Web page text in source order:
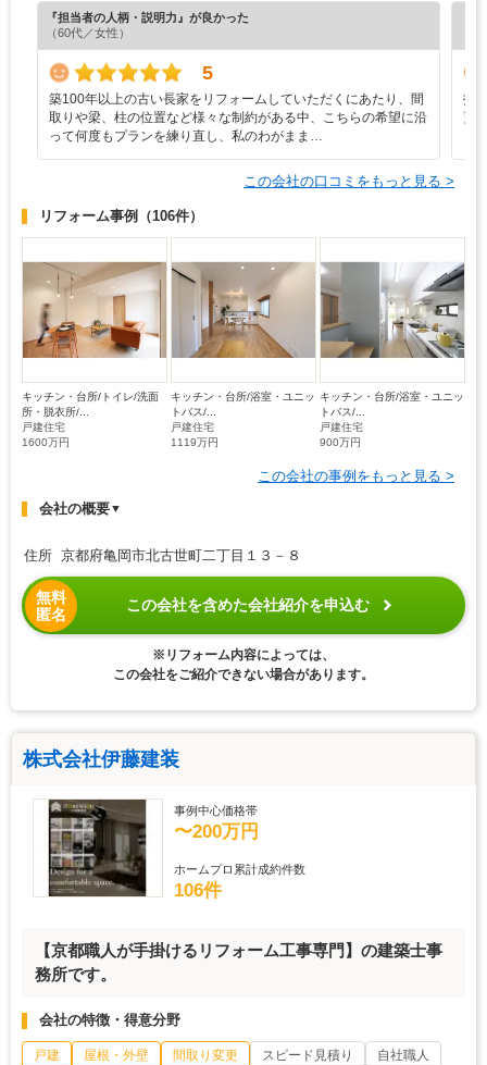
『担当者の人柄・説明力』が良かった
（60代／女性）
5
築100年以上の古い長家をリフォームしていただくにあたり、間
取りや梁、柱の位置など様々な制約がある中、こちらの希望に沿
って何度もプランを練り直し、私のわがまま…
打
更
この会社の口コミをもっと見る >
リフォーム事例 （106件）
キッチン・台所/トイレ/洗面
所・脱衣所/...
戸建住宅
1600万円
キッチン・台所/浴室・ユニッ
トバス/...
戸建住宅
1119万円
キッチン・台所/浴室・ユニッ
トバス/...
戸建住宅
900万円
この会社の事例をもっと見る >
会社の概要▼
住所 京都府亀岡市北古世町二丁目１３－８
無料
匿名
この会社を含めた会社紹介を申込む
※リフォーム内容によっては、
この会社をご紹介できない場合があります。
株式会社伊藤建装
事例中心価格帯
〜200万円
ホームプロ累計成約件数
106件
【京都職人が手掛けるリフォーム工事専門】の建築士事
務所です。
会社の特徴・得意分野
戸建 屋根・外壁 間取り変更 スピード見積り
自社職人